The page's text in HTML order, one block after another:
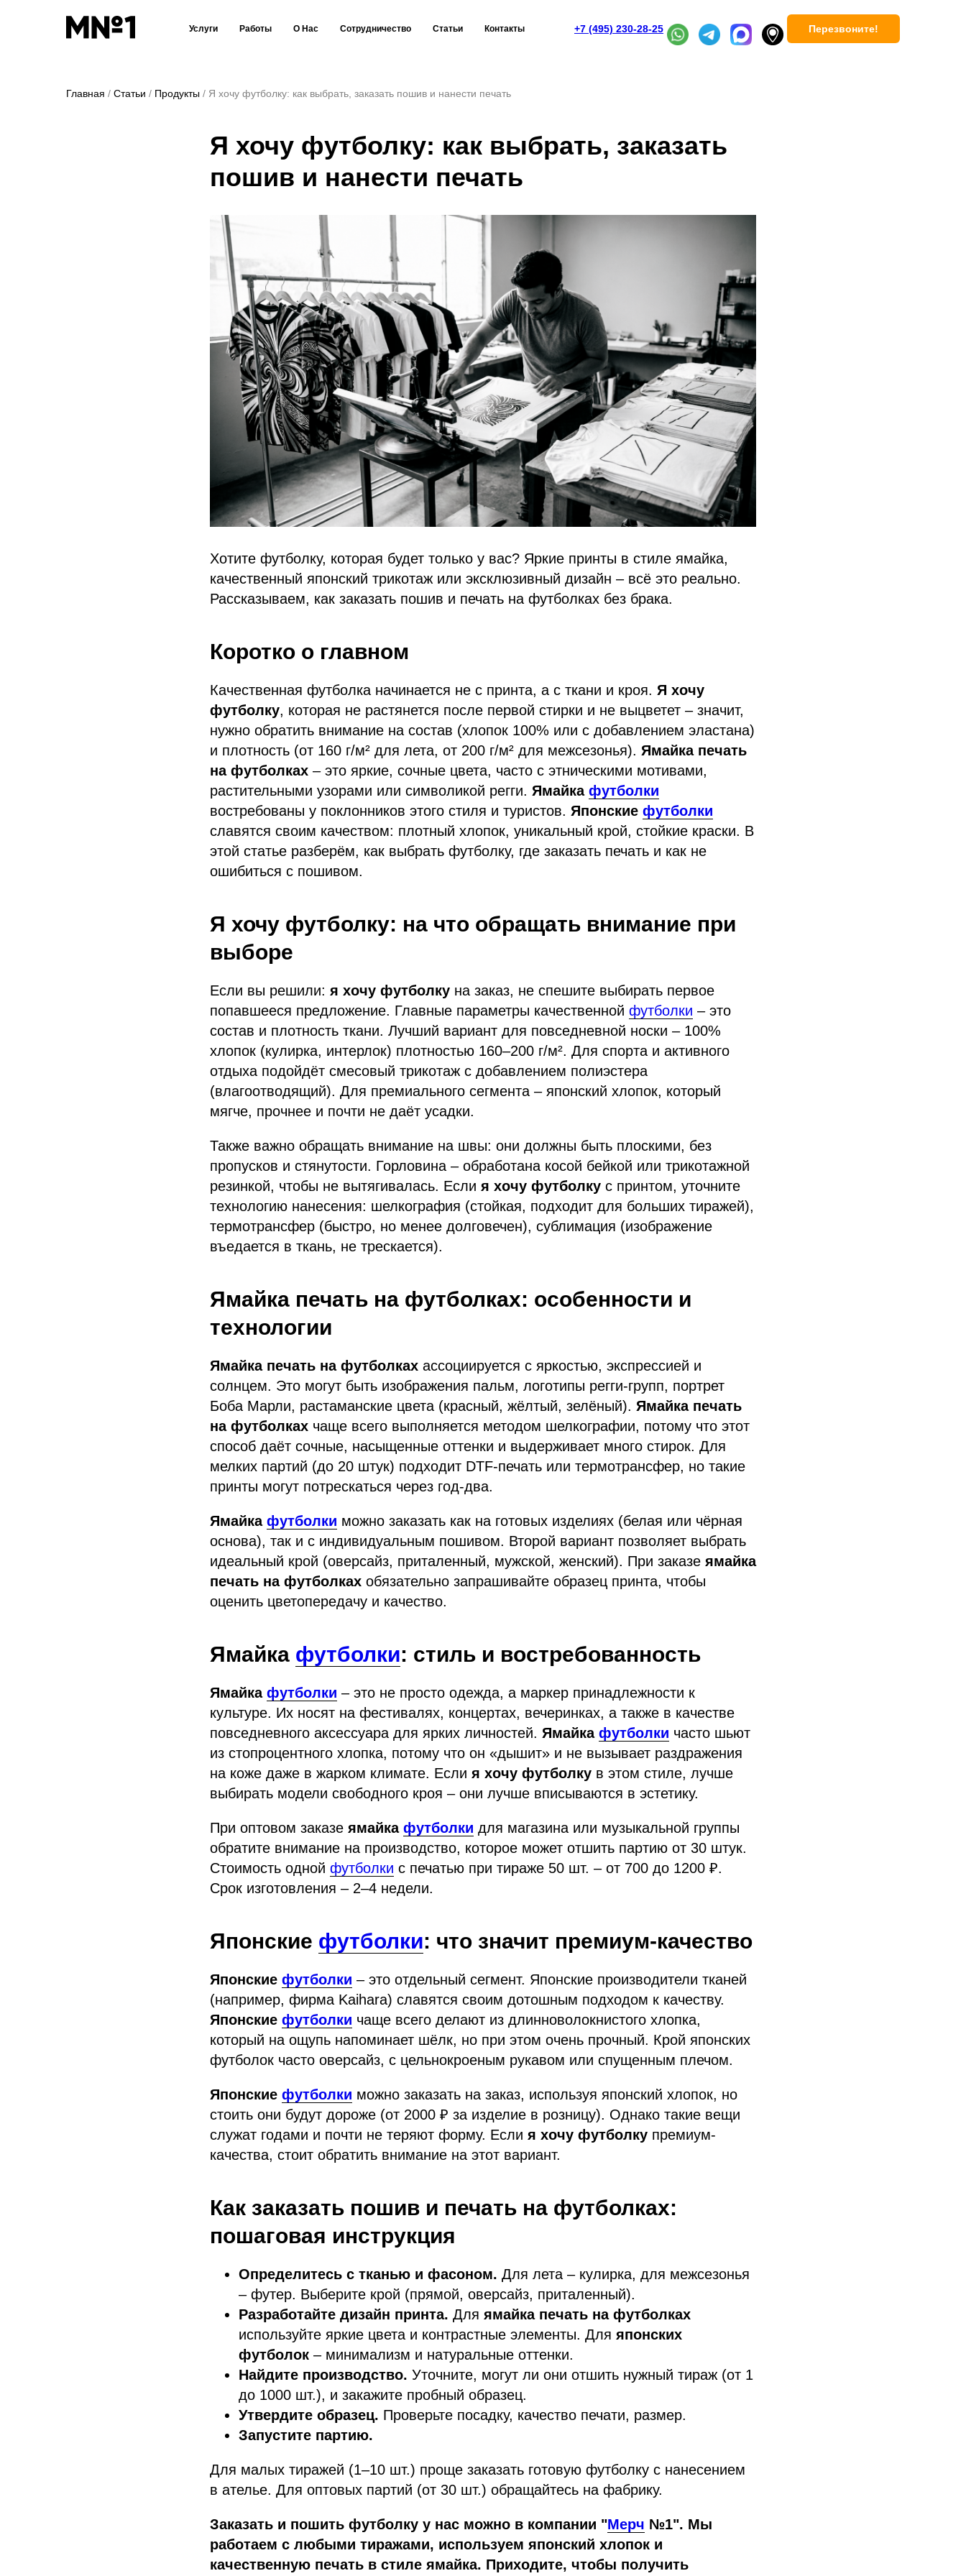
Услуги Работы О Нас Сотрудничество Статьи Контакты +7 (495) 230-28-25 Перезвоните!
Главная Статьи Продукты Я хочу футболку: как выбрать, заказать пошив и нанести печать
Я хочу футболку: как выбрать, заказать
пошив и нанести печать
Хотите футболку, которая будет только у вас? Яркие принты в стиле ямайка,
качественный японский трикотаж или эксклюзивный дизайн – всё это реально.
Рассказываем, как заказать пошив и печать на футболках без брака.
Коротко о главном
Качественная футболка начинается не с принта, а с ткани и кроя. Я хочу
футболку, которая не растянется после первой стирки и не выцветет – значит,
нужно обратить внимание на состав (хлопок 100% или с добавлением эластана)
и плотность (от 160 г/м² для лета, от 200 г/м² для межсезонья). Ямайка печать
на футболках – это яркие, сочные цвета, часто с этническими мотивами,
растительными узорами или символикой регги. Ямайка футболки
востребованы у поклонников этого стиля и туристов. Японские футболки
славятся своим качеством: плотный хлопок, уникальный крой, стойкие краски. В
этой статье разберём, как выбрать футболку, где заказать печать и как не
ошибиться с пошивом.
Я хочу футболку: на что обращать внимание при
выборе
Если вы решили: я хочу футболку на заказ, не спешите выбирать первое
попавшееся предложение. Главные параметры качественной футболки – это
состав и плотность ткани. Лучший вариант для повседневной носки – 100%
хлопок (кулирка, интерлок) плотностью 160–200 г/м². Для спорта и активного
отдыха подойдёт смесовый трикотаж с добавлением полиэстера
(влагоотводящий). Для премиального сегмента – японский хлопок, который
мягче, прочнее и почти не даёт усадки.
Также важно обращать внимание на швы: они должны быть плоскими, без
пропусков и стянутости. Горловина – обработана косой бейкой или трикотажной
резинкой, чтобы не вытягивалась. Если я хочу футболку с принтом, уточните
технологию нанесения: шелкография (стойкая, подходит для больших тиражей),
термотрансфер (быстро, но менее долговечен), сублимация (изображение
въедается в ткань, не трескается).
Ямайка печать на футболках: особенности и
технологии
Ямайка печать на футболках ассоциируется с яркостью, экспрессией и
солнцем. Это могут быть изображения пальм, логотипы регги-групп, портрет
Боба Марли, растаманские цвета (красный, жёлтый, зелёный). Ямайка печать
на футболках чаще всего выполняется методом шелкографии, потому что этот
способ даёт сочные, насыщенные оттенки и выдерживает много стирок. Для
мелких партий (до 20 штук) подходит DTF-печать или термотрансфер, но такие
принты могут потрескаться через год-два.
Ямайка футболки можно заказать как на готовых изделиях (белая или чёрная
основа), так и с индивидуальным пошивом. Второй вариант позволяет выбрать
идеальный крой (оверсайз, приталенный, мужской, женский). При заказе ямайка
печать на футболках обязательно запрашивайте образец принта, чтобы
оценить цветопередачу и качество.
Ямайка футболки: стиль и востребованность
Ямайка футболки – это не просто одежда, а маркер принадлежности к
культуре. Их носят на фестивалях, концертах, вечеринках, а также в качестве
повседневного аксессуара для ярких личностей. Ямайка футболки часто шьют
из стопроцентного хлопка, потому что он «дышит» и не вызывает раздражения
на коже даже в жарком климате. Если я хочу футболку в этом стиле, лучше
выбирать модели свободного кроя – они лучше вписываются в эстетику.
При оптовом заказе ямайка футболки для магазина или музыкальной группы
обратите внимание на производство, которое может отшить партию от 30 штук.
Стоимость одной футболки с печатью при тираже 50 шт. – от 700 до 1200 ₽.
Срок изготовления – 2–4 недели.
Японские футболки: что значит премиум-качество
Японские футболки – это отдельный сегмент. Японские производители тканей
(например, фирма Kaihara) славятся своим дотошным подходом к качеству.
Японские футболки чаще всего делают из длинноволокнистого хлопка,
который на ощупь напоминает шёлк, но при этом очень прочный. Крой японских
футболок часто оверсайз, с цельнокроеным рукавом или спущенным плечом.
Японские футболки можно заказать на заказ, используя японский хлопок, но
стоить они будут дороже (от 2000 ₽ за изделие в розницу). Однако такие вещи
служат годами и почти не теряют форму. Если я хочу футболку премиум-
качества, стоит обратить внимание на этот вариант.
Как заказать пошив и печать на футболках:
пошаговая инструкция
Определитесь с тканью и фасоном. Для лета – кулирка, для межсезонья
– футер. Выберите крой (прямой, оверсайз, приталенный).
Разработайте дизайн принта. Для ямайка печать на футболках
используйте яркие цвета и контрастные элементы. Для японских
футболок – минимализм и натуральные оттенки.
Найдите производство. Уточните, могут ли они отшить нужный тираж (от 1
до 1000 шт.), и закажите пробный образец.
Утвердите образец. Проверьте посадку, качество печати, размер.
Запустите партию.
Для малых тиражей (1–10 шт.) проще заказать готовую футболку с нанесением
в ателье. Для оптовых партий (от 30 шт.) обращайтесь на фабрику.
Заказать и пошить футболку у нас можно в компании "Мерч №1". Мы
работаем с любыми тиражами, используем японский хлопок и
качественную печать в стиле ямайка. Приходите, чтобы получить